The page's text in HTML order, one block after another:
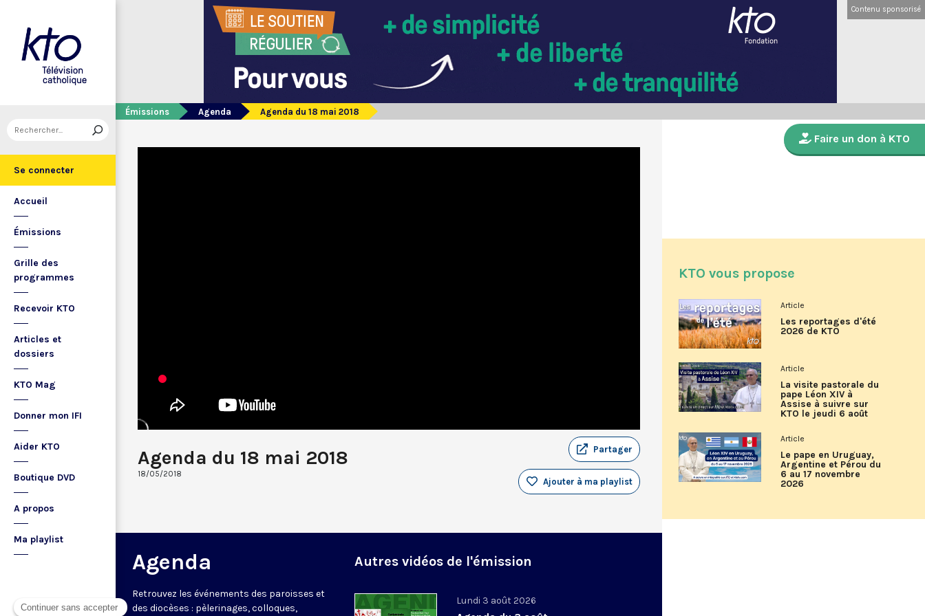
Se connecter
Accueil
Émissions
Grille des
programmes
Recevoir KTO
Articles et
dossiers
KTO Mag
Donner mon IFI
Aider KTO
Boutique DVD
A propos
Ma playlist
Contenu sponsorisé
Émissions Agenda Agenda du 18 mai 2018
Agenda du 18 mai 2018
18/05/2018
Partager
Ajouter à ma playlist
Agenda
Retrouvez les événements des paroisses et
des diocèses : pèlerinages, colloques,
Autres vidéos de l'émission
Lundi 3 août 2026
Faire un don à KTO
KTO vous propose
Article
Les reportages d'été
2026 de KTO
Article
La visite pastorale du
pape Léon XIV à
Assise à suivre sur
KTO le jeudi 6 août
Article
Le pape en Uruguay,
Argentine et Pérou du
6 au 17 novembre
2026